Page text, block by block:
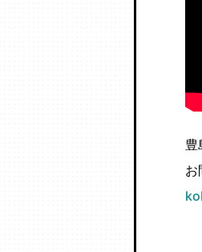
豊
お